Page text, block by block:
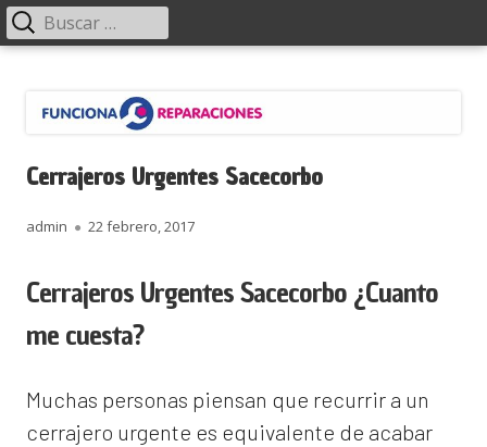
contenido
Menú
principal Buscar:
Cerrajeros Urgentes Sacecorbo
Autor
admin
Publicado
22 febrero, 2017
Cerrajeros Urgentes Sacecorbo ¿Cuanto
me cuesta?
Muchas personas piensan que recurrir a un
cerrajero urgente es equivalente de acabar